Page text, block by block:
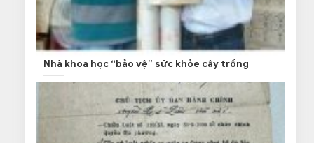
Nhà khoa học “bảo vệ” sức khỏe cây trồng